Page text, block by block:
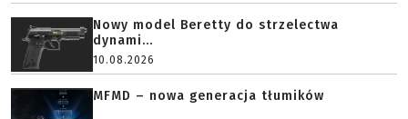
Nowy model Beretty do strzelectwa
dynami...
10.08.2026
MFMD – nowa generacja tłumików